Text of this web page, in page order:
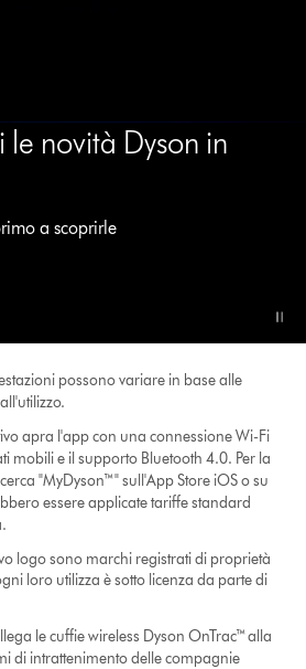
novità Dyson in
a scoprirle
possono variare in base alle
apra l'app con una connessione Wi-Fi
mobili e il supporto Bluetooth 4.0. Per la
"MyDyson™" sull'App Store iOS o su
essere applicate tariffe standard
logo sono marchi registrati di proprietà
loro utilizza è sotto licenza da parte di
le cuffie wireless Dyson OnTrac™ alla
di intrattenimento delle compagnie